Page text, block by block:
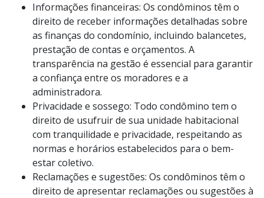
Informações financeiras: Os condôminos têm o
direito de receber informações detalhadas sobre
as finanças do condomínio, incluindo balancetes,
prestação de contas e orçamentos. A
transparência na gestão é essencial para garantir
a confiança entre os moradores e a
administradora.
Privacidade e sossego: Todo condômino tem o
direito de usufruir de sua unidade habitacional
com tranquilidade e privacidade, respeitando as
normas e horários estabelecidos para o bem-
estar coletivo.
Reclamações e sugestões: Os condôminos têm o
direito de apresentar reclamações ou sugestões à